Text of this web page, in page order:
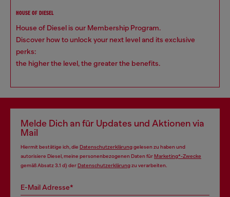
HOUSE OF DIESEL
House of Diesel is our Membership Program.
Discover how to unlock your next level and its exclusive
perks:
the higher the level, the greater the benefits.
Melde Dich an für Updates und Aktionen via
Mail
Hiermit bestätige ich, die Datenschutzerklärunggelesen zu haben und
autorisiere Diesel, meine personenbezogenen Daten fürMarketing*-Zwecke
gemäß Absatz 3.1 d) derDatenschutzerklärungzu verarbeiten.
E-Mail Adresse*